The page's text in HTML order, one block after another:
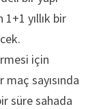
yıllık bir
için
sayısında
süre sahada